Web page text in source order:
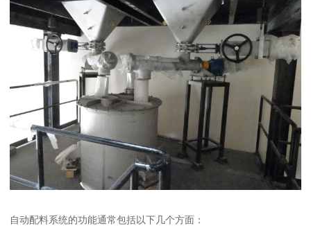
自动配料系统的功能通常包括以下几个方面：